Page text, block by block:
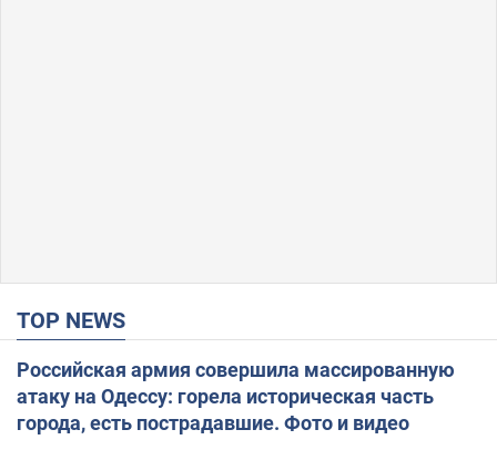
TOP NEWS
Российская армия совершила массированную
атаку на Одессу: горела историческая часть
города, есть пострадавшие. Фото и видео